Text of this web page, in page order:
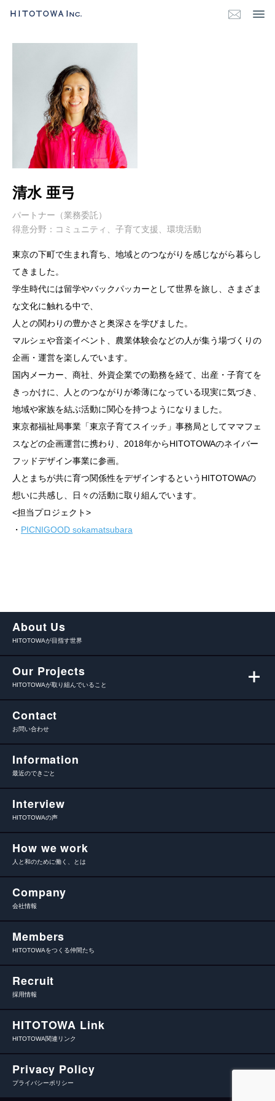
清水 亜弓
パートナー（業務委託）
得意分野：コミュニティ、子育て支援、環境活動
東京の下町で生まれ育ち、地域とのつながりを感じながら暮らし
てきました。
学生時代には留学やバックパッカーとして世界を旅し、さまざま
な文化に触れる中で、
人との関わりの豊かさと奥深さを学びました。
マルシェや音楽イベント、農業体験会などの人が集う場づくりの
企画・運営を楽しんでいます。
国内メーカー、商社、外資企業での勤務を経て、出産・子育てを
きっかけに、人とのつながりが希薄になっている現実に気づき、
地域や家族を結ぶ活動に関心を持つようになりました。
東京都福祉局事業「東京子育てスイッチ」事務局としてママフェ
スなどの企画運営に携わり、2018年からHITOTOWAのネイバー
フッドデザイン事業に参画。
人とまちが共に育つ関係性をデザインするというHITOTOWAの
想いに共感し、日々の活動に取り組んでいます。
<担当プロジェクト>
・ PICNIGOOD sokamatsubara
About Us
HITOTOWAが目指す世界
Our Projects
HITOTOWAが取り組んでいること
Contact
お問い合わせ
Information
最近のできごと
Interview
HITOTOWAの声
How we work
人と和のために働く、とは
Company
会社情報
Members
HITOTOWAをつくる仲間たち
Recruit
採用情報
HITOTOWA Link
HITOTOWA関連リンク
Privacy Policy
プライバシーポリシー